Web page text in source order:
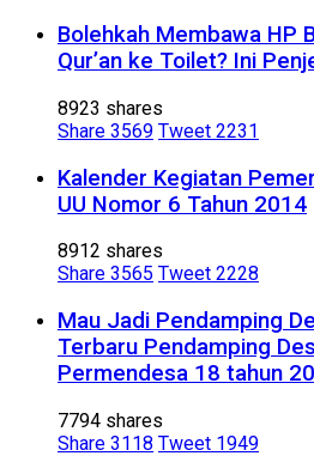
Bolehkah Membawa HP
Qur’an ke Toilet? Ini
8923 shares
Share 3569 Tweet 2231
Kalender Kegiatan
UU Nomor 6 Tahun 2014
8912 shares
Share 3565 Tweet 2228
Mau Jadi Pendamping
Terbaru Pendamping
Permendesa 18 tahun
7794 shares
Share 3118 Tweet 1949